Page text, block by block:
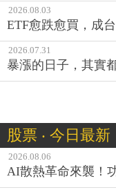
2026.08.03
ETF愈跌愈買，成
2026.07.31
暴漲的日子，其實
股票 ‧ 今日最新
2026.08.06
AI散熱革命來襲！